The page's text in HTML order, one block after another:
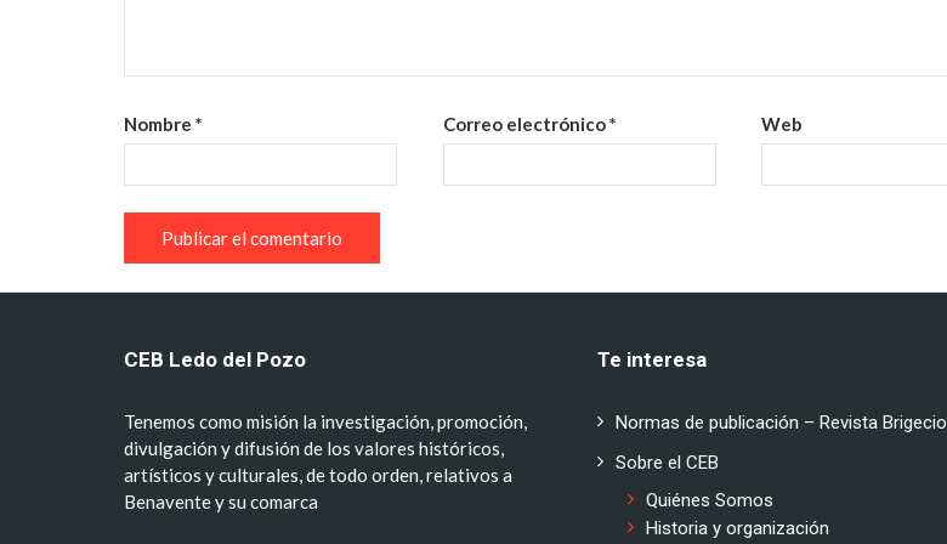
Nombre * Correo electrónico* Web
CEB Ledo del Pozo
Tenemos como misión la investigación, promoción,
divulgación y difusión de los valores históricos,
artísticos y culturales, de todo orden, relativos a
Benavente y su comarca
Te interesa
Normas de publicación – Revista Brigecio
Sobre el CEB
Quiénes Somos
Historia y organización